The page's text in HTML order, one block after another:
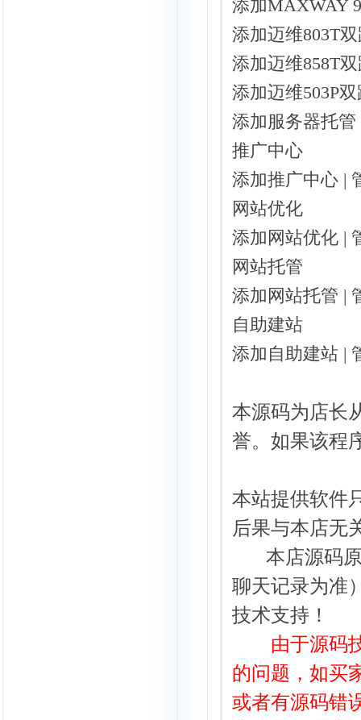
添加MAXWAY
添加迈维803T
添加迈维858T
添加迈维503P
添加服务器托
推广中心
添加推广中心 |
网站优化
添加网站优化 |
网站托管
添加网站托管 |
自助建站
添加自助建站 |
本源码为店长
誉。如果该程
本站提供软件
后果与本店无
本店源码
聊天记录为准
技术支持！
由于源码技
的问题，如买
或者有源码错